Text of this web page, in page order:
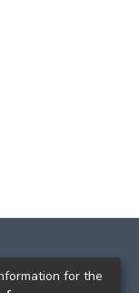
for the